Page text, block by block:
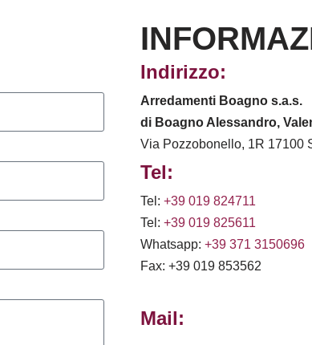
Indirizzo:
Arredamenti Boagno s.a.s.
di Boagno Alessandro,
Via Pozzobonello, 1R 17100
Tel:
Tel: +39 019 824711
Tel: +39 019 825611
Whatsapp: +39 371 3150696
Fax: +39 019 853562
Mail: